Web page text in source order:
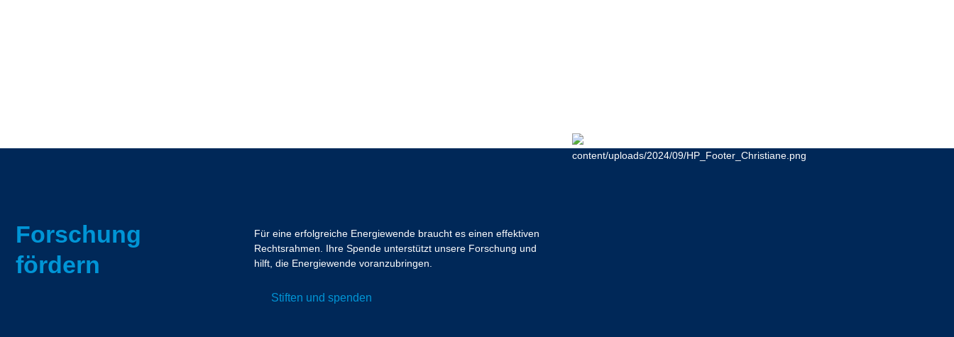
Forschung
fördern
Für eine erfolgreiche Energiewende braucht es einen effektiven
Rechtsrahmen. Ihre Spende unterstützt unsere Forschung und
hilft, die Energiewende voranzubringen.
Stiften und spenden